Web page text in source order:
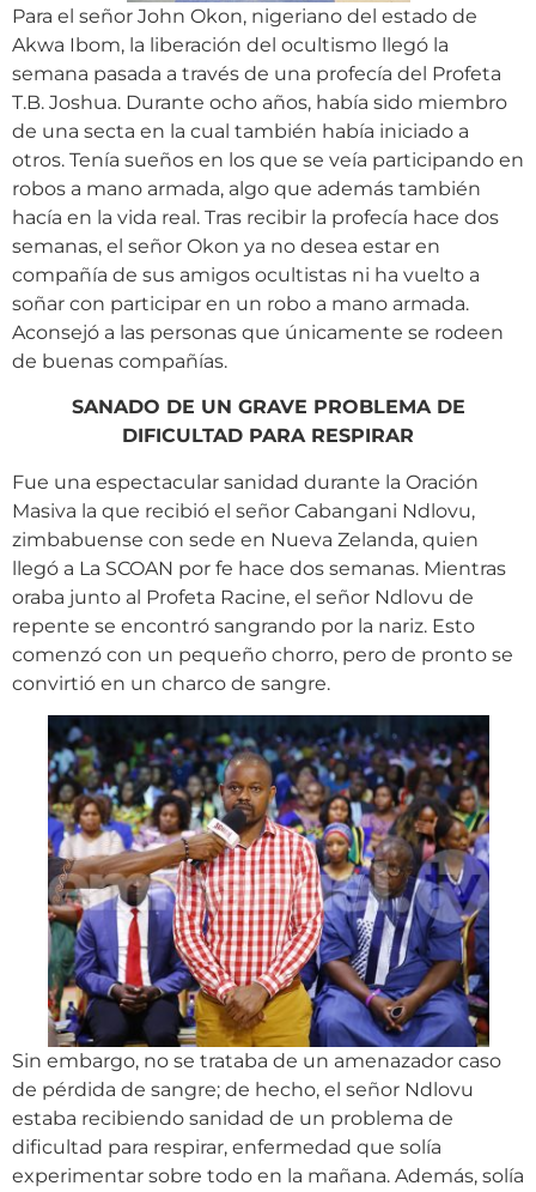
Para el señor John Okon, nigeriano del estado de
Akwa Ibom, la liberación del ocultismo llegó la
semana pasada a través de una profecía del Profeta
T.B. Joshua. Durante ocho años, había sido miembro
de una secta en la cual también había iniciado a
otros. Tenía sueños en los que se veía participando en
robos a mano armada, algo que además también
hacía en la vida real. Tras recibir la profecía hace dos
semanas, el señor Okon ya no desea estar en
compañía de sus amigos ocultistas ni ha vuelto a
soñar con participar en un robo a mano armada.
Aconsejó a las personas que únicamente se rodeen
de buenas compañías.
SANADO DE UN GRAVE PROBLEMA DE
DIFICULTAD PARA RESPIRAR
Fue una espectacular sanidad durante la Oración
Masiva la que recibió el señor Cabangani Ndlovu,
zimbabuense con sede en Nueva Zelanda, quien
llegó a La SCOAN por fe hace dos semanas. Mientras
oraba junto al Profeta Racine, el señor Ndlovu de
repente se encontró sangrando por la nariz. Esto
comenzó con un pequeño chorro, pero de pronto se
convirtió en un charco de sangre.
Sin embargo, no se trataba de un amenazador caso
de pérdida de sangre; de hecho, el señor Ndlovu
estaba recibiendo sanidad de un problema de
dificultad para respirar, enfermedad que solía
experimentar sobre todo en la mañana. Además, solía